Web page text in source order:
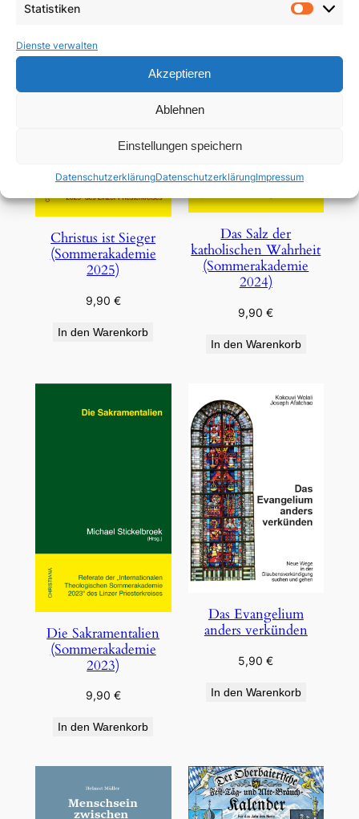
Statistiken
Dienste verwalten
Akzeptieren
Ablehnen
Einstellungen speichern
DatenschutzerklärungDatenschutzerklärungImpressum
Christus ist Sieger
(Sommerakademie
2025)
9,90 €
In den Warenkorb
Das Salz der
katholischen Wahrheit
(Sommerakademie
2024)
9,90€
In den Warenkorb
Die Sakramentalien
(Sommerakademie
2023)
9,90 €
In den Warenkorb
Das Evangelium
anders verkünden
5,90€
In den Warenkorb